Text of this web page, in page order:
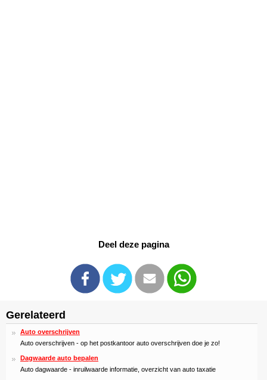
Deel deze pagina
Gerelateerd
Auto overschrijven
Auto overschrijven - op het postkantoor auto overschrijven doe je zo!
Dagwaarde auto bepalen
Auto dagwaarde - inruilwaarde informatie, overzicht van auto taxatie